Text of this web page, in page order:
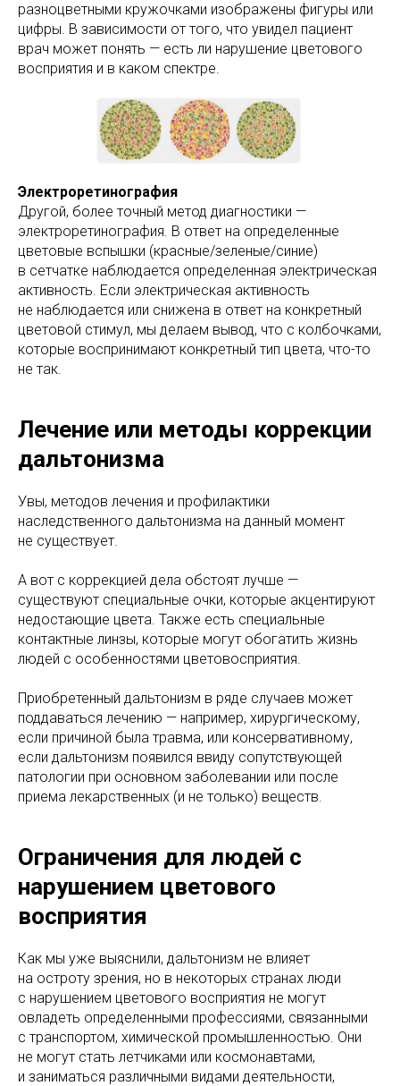
разноцветными кружочками изображены фигуры или
цифры. В зависимости от того, что увидел пациент
врач может понять — есть ли нарушение цветового
восприятия и в каком спектре.
Электроретинография
Другой, более точный метод диагностики —
электроретинография. В ответ на определенные
цветовые вспышки (красные/зеленые/синие)
в сетчатке наблюдается определенная электрическая
активность. Если электрическая активность
не наблюдается или снижена в ответ на конкретный
цветовой стимул, мы делаем вывод, что с колбочками,
которые воспринимают конкретный тип цвета, что-то
не так.
Лечение или методы коррекции
дальтонизма
Увы, методов лечения и профилактики
наследственного дальтонизма на данный момент
не существует.
А вот с коррекцией дела обстоят лучше —
существуют специальные очки, которые акцентируют
недостающие цвета. Также есть специальные
контактные линзы, которые могут обогатить жизнь
людей с особенностями цветовосприятия.
Приобретенный дальтонизм в ряде случаев может
поддаваться лечению — например, хирургическому,
если причиной была травма, или консервативному,
если дальтонизм появился ввиду сопутствующей
патологии при основном заболевании или после
приема лекарственных (и не только) веществ.
Ограничения для людей с
нарушением цветового
восприятия
Как мы уже выяснили, дальтонизм не влияет
на остроту зрения, но в некоторых странах люди
с нарушением цветового восприятия не могут
овладеть определенными профессиями, связанными
с транспортом, химической промышленностью. Они
не могут стать летчиками или космонавтами,
и заниматься различными видами деятельности,